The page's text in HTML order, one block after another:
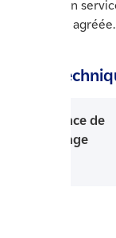
*La mise en
technique agréée.
Fiche
Puissance de
chauffage